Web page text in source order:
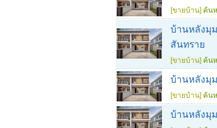
[ขายบ้าน] ค้น
บ้านหลังมุ
สันทราย
[ขายบ้าน] ค้น
บ้านหลังมุ
[ขายบ้าน] ค้น
บ้านหลังมุ